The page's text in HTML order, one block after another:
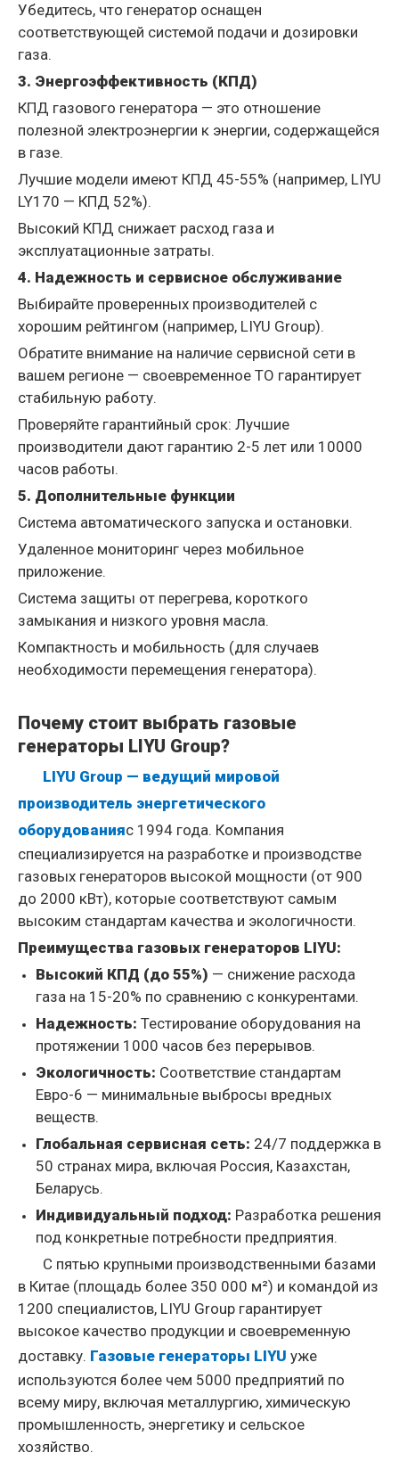
Убедитесь, что генератор оснащен
соответствующей системой подачи и дозировки
газа.
3. Энергоэффективность (КПД)
КПД газового генератора — это отношение
полезной электроэнергии к энергии, содержащейся
в газе.
Лучшие модели имеют КПД 45-55% (например, LIYU
LY170 — КПД 52%).
Высокий КПД снижает расход газа и
эксплуатационные затраты.
4. Надежность и сервисное обслуживание
Выбирайте проверенных производителей с
хорошим рейтингом (например, LIYU Group).
Обратите внимание на наличие сервисной сети в
вашем регионе — своевременное ТО гарантирует
стабильную работу.
Проверяйте гарантийный срок: Лучшие
производители дают гарантию 2-5 лет или 10000
часов работы.
5. Дополнительные функции
Система автоматического запуска и остановки.
Удаленное мониторинг через мобильное
приложение.
Система защиты от перегрева, короткого
замыкания и низкого уровня масла.
Компактность и мобильность (для случаев
необходимости перемещения генератора).
Почему стоит выбрать газовые
генераторы LIYU Group?
LIYU Group — ведущий мировой
производитель энергетического
оборудованияс 1994 года. Компания
специализируется на разработке и производстве
газовых генераторов высокой мощности (от 900
до 2000 кВт), которые соответствуют самым
высоким стандартам качества и экологичности.
Преимущества газовых генераторов LIYU:
Высокий КПД (до 55%) — снижение расхода
газа на 15-20% по сравнению с конкурентами.
Надежность: Тестирование оборудования на
протяжении 1000 часов без перерывов.
Экологичность: Соответствие стандартам
Евро-6 — минимальные выбросы вредных
веществ.
Глобальная сервисная сеть: 24/7 поддержка в
50 странах мира, включая Россия, Казахстан,
Беларусь.
Индивидуальный подход: Разработка решения
под конкретные потребности предприятия.
С пятью крупными производственными базами
в Китае (площадь более 350 000 м²) и командой из
1200 специалистов, LIYU Group гарантирует
высокое качество продукции и своевременную
доставку. Газовые генераторы LIYU уже
используются более чем 5000 предприятий по
всему миру, включая металлургию, химическую
промышленность, энергетику и сельское
хозяйство.